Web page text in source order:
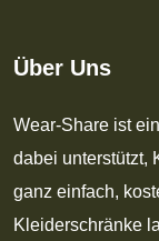
Über Uns
Wear-Share ist
dabei unterstützt,
ganz einfach,
Kleiderschränke